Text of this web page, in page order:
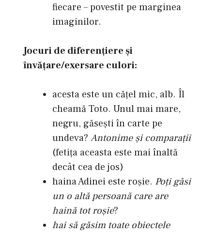
fiecare – povestit pe marginea
imaginilor.
Jocuri de diferenţiere şi
învăţare/exersare culori:
acesta este un căţel mic, alb. Îl
cheamă Toto. Unul mai mare,
negru, găseşti în carte pe
undeva? Antonime şi comparaţii
(fetiţa aceasta este mai înaltă
decât cea de jos)
haina Adinei este roşie. Poţi găsi
un o altă persoană care are
haină tot roşie?
hai să găsim toate obiectele